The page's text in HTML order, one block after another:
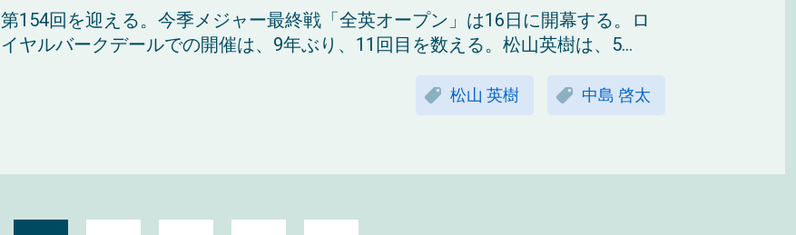
第154回を迎える。今季メジャー最終戦「全英オープン」は16日に開幕する。ロ
イヤルバークデールでの開催は、9年ぶり、11回目を数える。松山英樹は、5...
松山 英樹 中島 啓太